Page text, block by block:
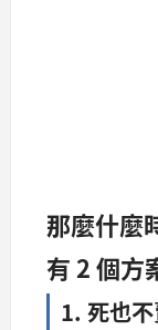
那麼什麼
有 2 個方
1. 死也不